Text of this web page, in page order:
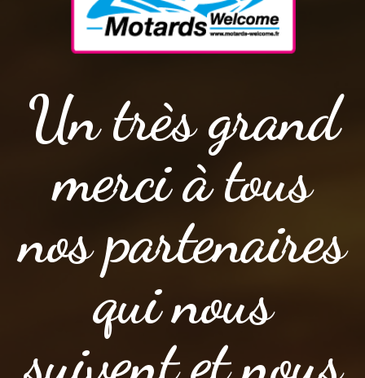
Un très grand
merci à tous
nos partenaires
qui nous
suivent et nous